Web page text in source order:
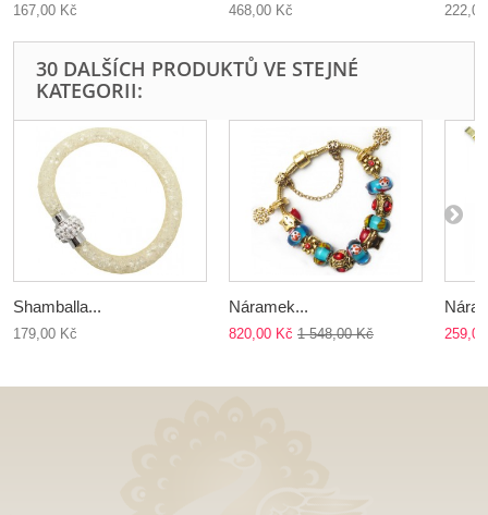
167,00 Kč
468,00 Kč
30 DALŠÍCH PRODUKTŮ VE STEJNÉ
KATEGORII:
Shamballa...
179,00 Kč
Náramek...
820,00 Kč 1 548,00 Kč